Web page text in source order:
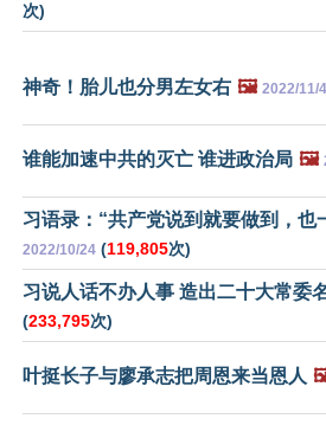
次)
神奇！胎儿也分男左女右 🖼️ 2022/11/4
谁能加速中共的灭亡 谁进政治局 🖼️
习语录：“共产党说到就要做到，也
2022/10/24 (119,805次)
习说人话不办人事 造出二十大常委
(233,795次)
叶挺长子与廖承志把周恩来当恩人